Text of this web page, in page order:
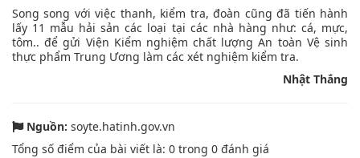
Song song với việc thanh, kiểm tra, đoàn cũng đã tiến hành
lấy 11 mẫu hải sản các loại tại các nhà hàng như: cá, mực,
tôm.. để gửi Viện Kiểm nghiệm chất lượng An toàn Vệ sinh
thực phẩm Trung Ương làm các xét nghiệm kiểm tra.
Nhật Thắng
Nguồn: soyte.hatinh.gov.vn
Tổng số điểm của bài viết là: 0 trong 0 đánh giá